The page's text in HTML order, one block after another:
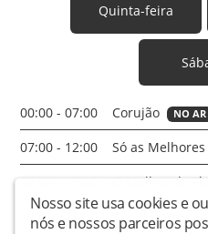
Quinta-feira
00:00 - 07:00 Corujão NO AR
07:00 - 12:00
Só as Melhores
O Melhor do
19:00 - 21:00
Túnel Retrô
Nosso site usa cookies e
nós e nossos parceiros